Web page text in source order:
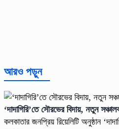
আরও পড়ুন
‘দাদাগিরি’তে সৌরভের বিদায়, নতুন
কলকাতার জনপ্রিয় রিয়েলিটি অনুষ্ঠান